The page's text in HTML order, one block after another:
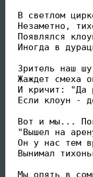
В светлом
Незаметно,
Появлялся
Иногда в
Зритель наш
Жаждет смеха
И кричит: "Да
Если клоун -
Вот и мы...
"Вышел на
Он у нас тем
Вынимал
Мы опять в